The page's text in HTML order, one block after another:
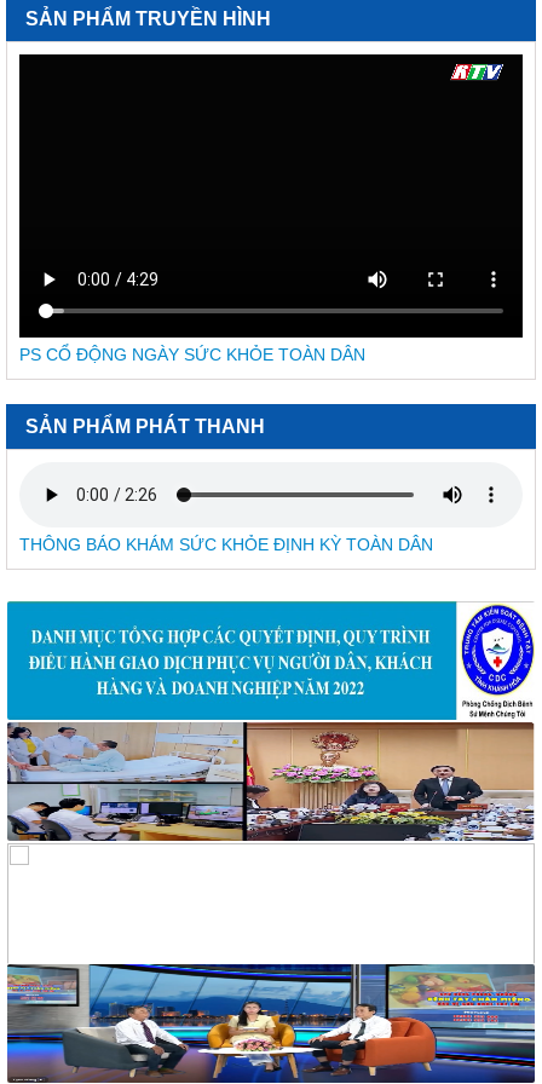
754/QĐ-SYT
mạng gói số 1: Gói thầu thuốc Generic thuộc kế hoạch lựa
chọn nhà thầu cung cấp thuốc: Mua sắm tập trung thuốc cấp
338/QĐ-KSBT
Quyết định Về việc công bố, công khai điều chỉnh dự toán
956A/TB-KSBT
sách 3 tháng đầu năm 2026 của Trung tâm Kiểm soát bệnh
tật Khánh Hòa
V/v mời báo giá dịch vụ Tuyên truyền hưởng ứng Ngày sức
577/KSBT-TCHC
V/v mời chào giá thuê xe vận chuyển viên chức, người lao
động đi công tác các huyện, thị xã, thành phố tỉnh Khánh Hòa
320/BCH-HCKT
V/v Mời báo giá in banner trang trí cho hoạt động phòng,
chống tác hại của thuốc lá
319/BCH-HCKT
V/v Mời báo giá dịch vụ nước uống cho hoạt động truyền
thông phòng, chống tác hại thuốc lá
V/v mời báo giá thuê âm thanh, ánh sáng, loa và micro tuyên
truyền hoạt động mít tinh Hưởng ứng Tuần lễ Quốc gia không
khói thuốc lá năm 2026
2182/VHXH
SẢN PHẨM TRUYỀN HÌNH
PS CỔ ĐỘNG NGÀY SỨC KHỎE TOÀN DÂN
SẢN PHẨM PHÁT THANH
THÔNG BÁO KHÁM SỨC KHỎE ĐỊNH KỲ TOÀN DÂN